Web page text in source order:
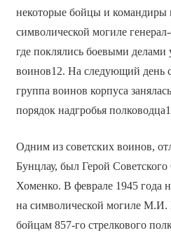
некоторые бойцы и командиры
символической могиле
где поклялись боевыми делами
воинов12. На следующий день
группа воинов корпуса
порядок надгробья
Одним из советских воинов,
Бунцлау, был Герой
Хоменко. В феврале 1945 года
на символической могиле М.И.
бойцам 857-го стрелкового